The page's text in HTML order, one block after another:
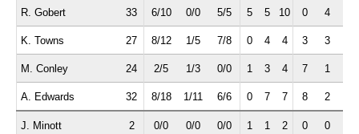
R. Gobert 33 6/10 0/0 5/5 5 5 10 0 4
K. Towns 27 8/12 1/5 7/8 0 4 4 3 3
M. Conley 24 2/5 1/3 0/0 1 3 4 7 1
A. Edwards 32 8/18 1/11 6/6 0 7 7 8 2
J. Minott 2 0/0 0/0 0/0 1 1 2 0 0